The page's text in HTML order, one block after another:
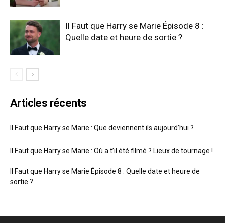
Il Faut que Harry se Marie Épisode 8 :
Quelle date et heure de sortie ?
Articles récents
Il Faut que Harry se Marie : Que deviennent ils aujourd’hui ?
Il Faut que Harry se Marie : Où a t’il été filmé ? Lieux de tournage !
Il Faut que Harry se Marie Épisode 8 : Quelle date et heure de
sortie ?